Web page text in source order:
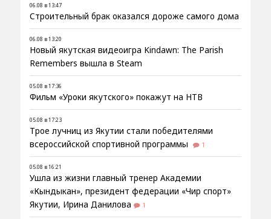
06.08 в 13:47
Строительный брак оказался дороже самого дома
06.08 в 13:20
Новый якутская видеоигра Kindawn: The Parish
Remembers вышла в Steam
05.08 в 17:36
Фильм «Уроки якутского» покажут на НТВ
05.08 в 17:23
Трое лучниц из Якутии стали победителями
всероссийской спортивной программы
1
05.08 в 16:21
Ушла из жизни главный тренер Академии
«Кындыкан», президент федерации «Чир спорт»
Якутии, Ирина Данилова
1